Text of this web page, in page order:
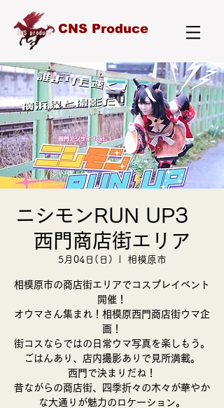
CNS Produce
ニシモンRUN UP3
西門商店街エリア
5月04日(日) 相模原市
相模原市の商店街エリアでコスプレイベント
開催！
オウマさん集まれ！相模原西門商店街ウマ企
画！
街コスならではの日常ウマ写真を楽しもう。
ごはんあり、店内撮影ありで見所満載。
西門で決まりだね！
昔ながらの商店街、四季折々の木々が華やか
な大通りが魅力のロケーション。